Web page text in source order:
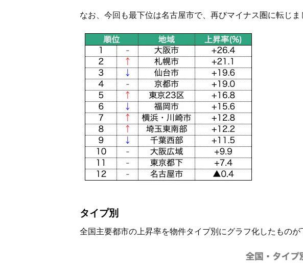
なお、今回も最下位は名古屋市で、再びマイナス圏に転じま
タイプ別
全国主要都市の上昇率を物件タイプ別にグラフ化したものが